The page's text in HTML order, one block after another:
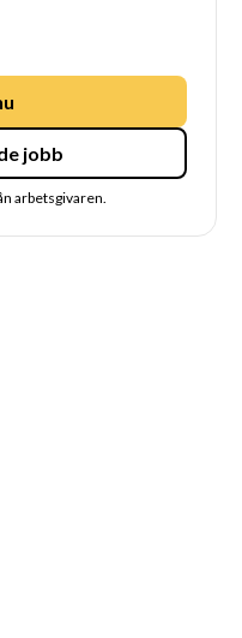
jobb
arbetsgivaren.